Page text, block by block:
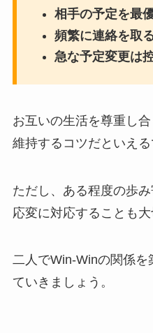
相手の予定を最
頻繁に連絡を取
急な予定変更は
お互いの生活を尊重し
維持するコツだといえる
ただし、ある程度の歩
応変に対応することも大
二人でWin-Winの関係を
ていきましょう。